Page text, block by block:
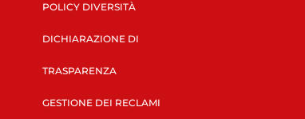
POLICY DIVERSITÀ
DICHIARAZIONE DI
TRASPARENZA
GESTIONE DEI RECLAMI